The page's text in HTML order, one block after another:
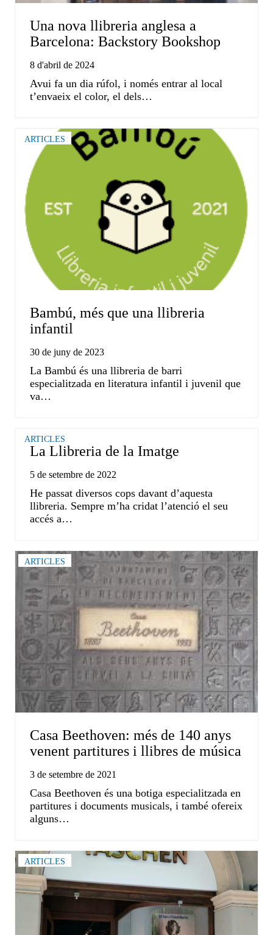
Una nova llibreria anglesa a
Barcelona: Backstory Bookshop
8 d'abril de 2024
Avui fa un dia rúfol, i només entrar al local
t’envaeix el color, el dels…
ARTICLES
Bambú, més que una llibreria
infantil
30 de juny de 2023
La Bambú és una llibreria de barri
especialitzada en literatura infantil i juvenil que
va…
ARTICLES
La Llibreria de la Imatge
5 de setembre de 2022
He passat diversos cops davant d’aquesta
llibreria. Sempre m’ha cridat l’atenció el seu
accés a…
ARTICLES
Casa Beethoven: més de 140 anys
venent partitures i llibres de música
3 de setembre de 2021
Casa Beethoven és una botiga especialitzada en
partitures i documents musicals, i també ofereix
alguns…
ARTICLES